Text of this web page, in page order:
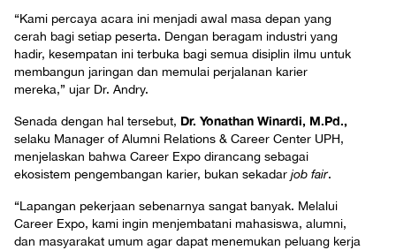
“Kami percaya acara ini menjadi awal masa depan yang
cerah bagi setiap peserta. Dengan beragam industri yang
hadir, kesempatan ini terbuka bagi semua disiplin ilmu untuk
membangun jaringan dan memulai perjalanan karier
mereka,” ujar Dr. Andry.
Senada dengan hal tersebut, Dr. Yonathan Winardi, M.Pd.,
selaku Manager of Alumni Relations & Career Center UPH,
menjelaskan bahwa Career Expo dirancang sebagai
ekosistem pengembangan karier, bukan sekadar job fair.
“Lapangan pekerjaan sebenarnya sangat banyak. Melalui
Career Expo, kami ingin menjembatani mahasiswa, alumni,
dan masyarakat umum agar dapat menemukan peluang kerja